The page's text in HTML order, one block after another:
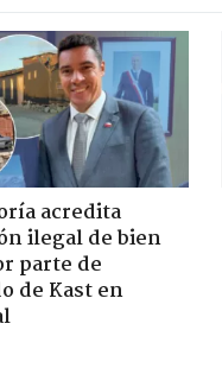
acredita
ilegal de bien
parte de
de Kast en